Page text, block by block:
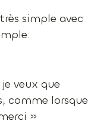
simple avec
veux que
comme lorsque
»